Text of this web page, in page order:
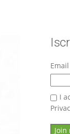
Email
I